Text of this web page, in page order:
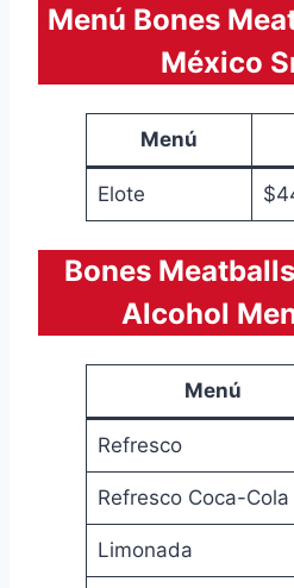
Menú Bones
México
Menú
Elote
Bones
Alcohol
Menú
Refresco
Refresco Coca-Cola
Limonada